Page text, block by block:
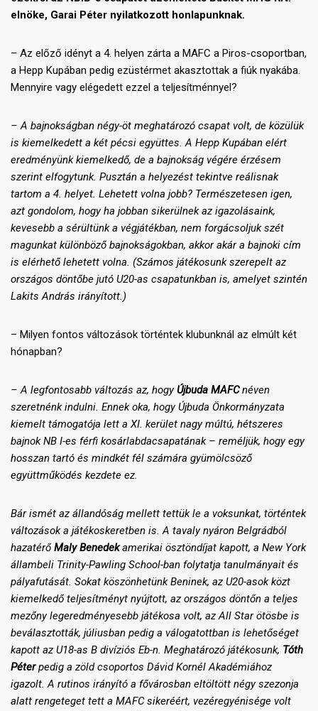
elnöke, Garai Péter nyilatkozott honlapunknak.
– Az előző idényt a 4. helyen zárta a MAFC a Piros-csoportban,
a Hepp Kupában pedig ezüstérmet akasztottak a fiúk nyakába.
Mennyire vagy elégedett ezzel a teljesítménnyel?
– A bajnokságban négy-öt meghatározó csapat volt, de közülük
is kiemelkedett a két pécsi együttes. A Hepp Kupában elért
eredményünk kiemelkedő, de a bajnokság végére érzésem
szerint elfogytunk. Pusztán a helyezést tekintve reálisnak
tartom a 4. helyet. Lehetett volna jobb? Természetesen igen,
azt gondolom, hogy ha jobban sikerülnek az igazolásaink,
kevesebb a sérültünk a végjátékban, nem forgácsoljuk szét
magunkat különböző bajnokságokban, akkor akár a bajnoki cím
is elérhető lehetett volna. (Számos játékosunk szerepelt az
országos döntőbe jutó U20-as csapatunkban is, amelyet szintén
Lakits András irányított.)
– Milyen fontos változások történtek klubunknál az elmúlt két
hónapban?
– A legfontosabb változás az, hogyÚjbuda MAFCnéven
szeretnénk indulni. Ennek oka, hogy Újbuda Önkormányzata
kiemelt támogatója lett a XI. kerület nagy múltú, hétszeres
bajnok NB I-es férfi kosárlabdacsapatának – reméljük, hogy egy
hosszan tartó és mindkét fél számára gyümölcsöző
együttműködés kezdete ez.
Bár ismét az állandóság mellett tettük le a voksunkat, történtek
változások a játékoskeretben is. A tavaly nyáron Belgrádból
hazatérőMaly Benedekamerikai ösztöndíjat kapott, a New York
állambeli Trinity-Pawling School-ban folytatja tanulmányait és
pályafutását. Sokat köszönhetünk Beninek, az U20-asok közt
kiemelkedő teljesítményt nyújtott, az országos döntőn a teljes
mezőny legeredményesebb játékosa volt, az All Star ötösbe is
beválasztották, júliusban pedig a válogatottban is lehetőséget
kapott az U18-as B divíziós Eb-n. Meghatározó játékosunk, Tóth
Péterpedig a zöld csoportos Dávid Kornél Akadémiához
igazolt. A rutinos irányító a fővárosban eltöltött négy szezonja
alatt rengeteget tett a MAFC sikeréért, vezéregyénisége volt